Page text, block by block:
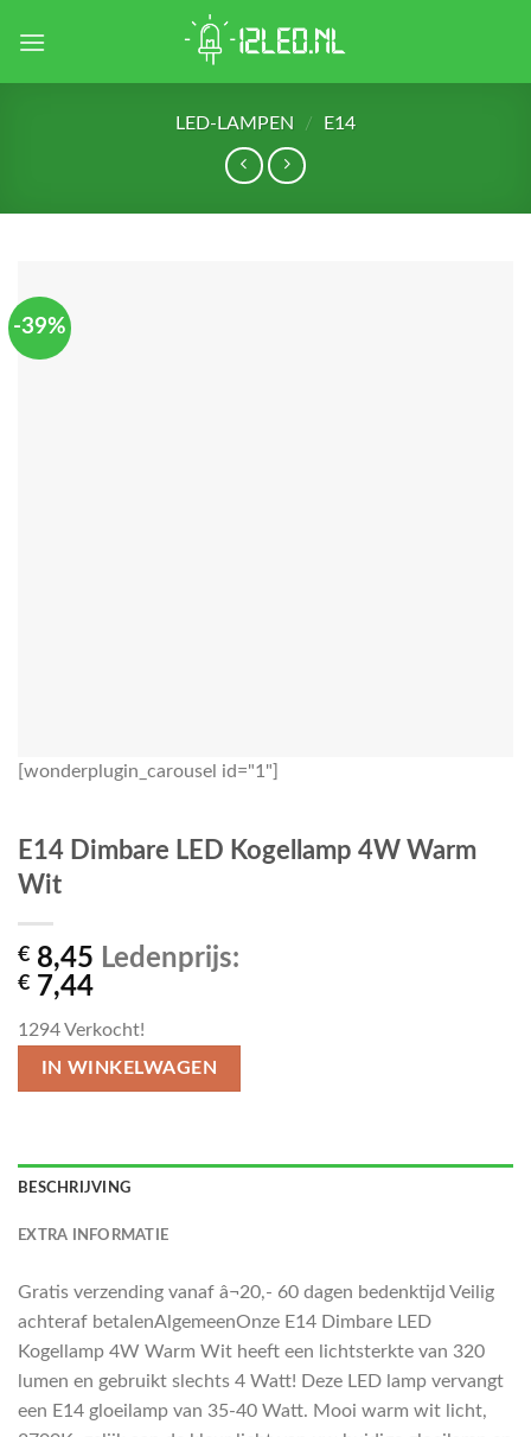
LED-LAMPEN / E14
-39%
[wonderplugin_carousel id="1"]
E14 Dimbare LED Kogellamp 4W Warm
Wit
€ 8,45 Ledenprijs:
€ 7,44
1294Verkocht!
IN WINKELWAGEN
BESCHRIJVING
EXTRA INFORMATIE
Gratis verzending vanaf â¬20,- 60 dagen bedenktijd Veilig
achteraf betalenAlgemeenOnze E14 Dimbare LED
Kogellamp 4W Warm Wit heeft een lichtsterkte van 320
lumen en gebruikt slechts 4 Watt! Deze LED lamp vervangt
een E14 gloeilamp van 35-40 Watt. Mooi warm wit licht,